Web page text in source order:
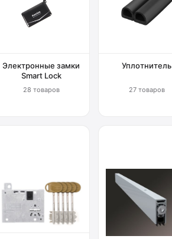
Электронные замки
Smart Lock
28 товаров
Уплотнитель
27 товаров